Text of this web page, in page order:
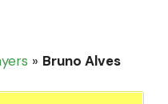
» Bruno Alves